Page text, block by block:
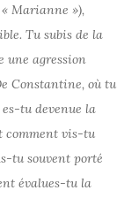
Marianne »),
Tu subis de la
une agression
Constantine, où tu
es-tu devenue la
comment vis-tu
tu souvent porté
évalues-tu la